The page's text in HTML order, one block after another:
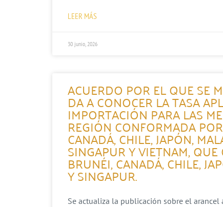
LEER MÁS
30 junio, 2026
ACUERDO POR EL QUE SE
DA A CONOCER LA TASA
IMPORTACIÓN PARA LAS
REGIÓN CONFORMADA
CANADÁ, CHILE, JAPÓN,
SINGAPUR Y VIETNAM,
BRUNÉI, CANADÁ, CHILE,
Y SINGAPUR.
Se actualiza la publicación sobre el